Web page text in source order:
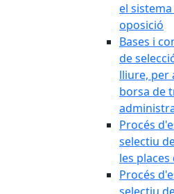
el
oposició
Bases i
de
lliure, per
borsa de
Procés
selectiu
les
Procés